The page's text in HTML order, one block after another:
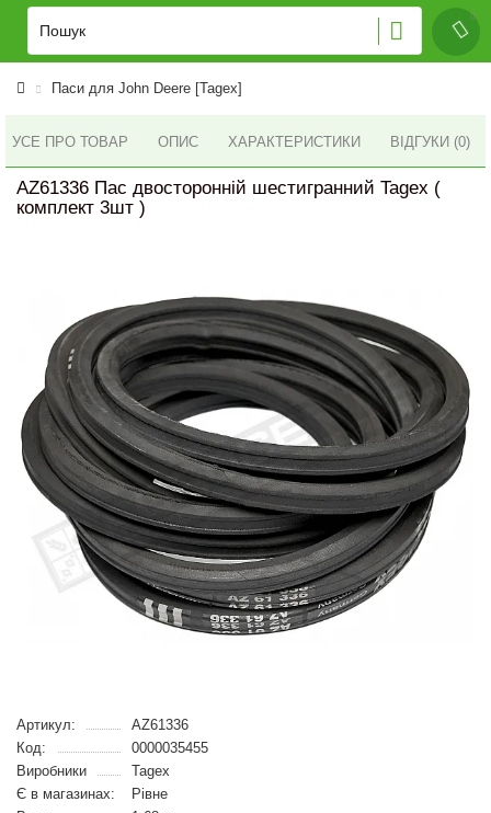
Паси для John Deere [Tagex]
УСЕ ПРО ТОВАР ОПИС ХАРАКТЕРИСТИКИ ВІДГУКИ (0)
AZ61336 Пас двосторонній шестигранний Tagex (
комплект 3шт )
Артикул:
AZ61336
Код:
0000035455
Виробники
Tagex
Є в магазинах:
Рівне